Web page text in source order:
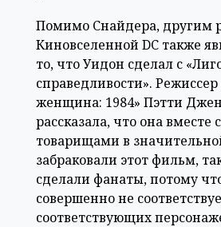
Помимо Снайдера, другим
Киновселенной DC также
то, что Уидон сделал с
справедливости».
женщина: 1984» Пэтти
рассказала, что она вместе
товарищами в
забраковали этот фильм,
сделали фанаты, потому
совершенно не
соответствующих